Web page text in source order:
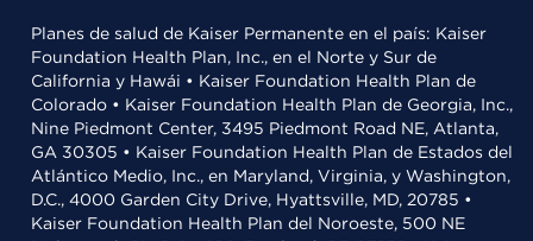
Planes de salud de Kaiser Permanente en el país: Kaiser
Foundation Health Plan, Inc., en el Norte y Sur de
California y Hawái • Kaiser Foundation Health Plan de
Colorado • Kaiser Foundation Health Plan de Georgia, Inc.,
Nine Piedmont Center, 3495 Piedmont Road NE, Atlanta,
GA 30305 • Kaiser Foundation Health Plan de Estados del
Atlántico Medio, Inc., en Maryland, Virginia, y Washington,
D.C., 4000 Garden City Drive, Hyattsville, MD, 20785 •
Kaiser Foundation Health Plan del Noroeste, 500 NE